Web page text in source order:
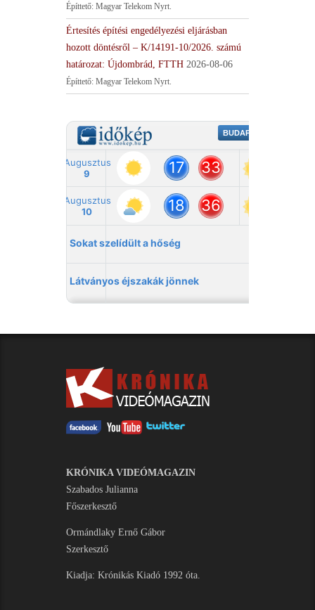
Építtető: Magyar Telekom Nyrt.
Értesítés építési engedélyezési eljárásban
hozott döntésről – K/14191-10/2026. számú
határozat: Újdombrád, FTTH 2026-08-06
Építtető: Magyar Telekom Nyrt.
KRÓNIKA VIDEÓMAGAZIN
Szabados Julianna
Főszerkesztő
Ormándlaky Ernő Gábor
Szerkesztő
Kiadja: Krónikás Kiadó 1992 óta.